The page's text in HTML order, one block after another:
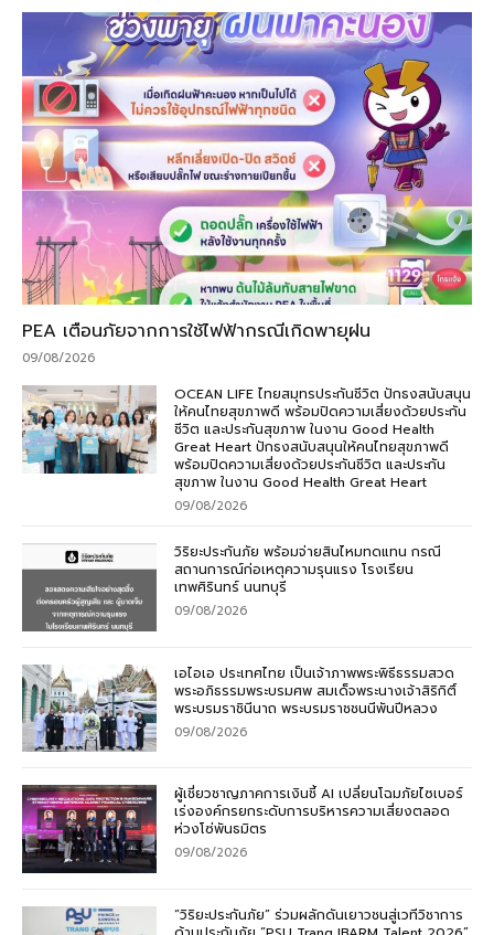
PEA เตือนภัยจากการใช้ไฟฟ้ากรณีเกิดพายุฝน
09/08/2026
OCEAN LIFE ไทยสมุทรประกันชีวิต ปักธงสนับสนุน
ให้คนไทยสุขภาพดี พร้อมปิดความเสี่ยงด้วยประกัน
ชีวิต และประกันสุขภาพ ในงาน Good Health
Great Heart ปักธงสนับสนุนให้คนไทยสุขภาพดี
พร้อมปิดความเสี่ยงด้วยประกันชีวิต และประกัน
สุขภาพ ในงาน Good Health Great Heart
09/08/2026
วิริยะประกันภัย พร้อมจ่ายสินไหมทดแทน กรณี
สถานการณ์ก่อเหตุความรุนแรง โรงเรียน
เทพศิรินทร์ นนทบุรี
09/08/2026
เอไอเอ ประเทศไทย เป็นเจ้าภาพพระพิธีธรรมสวด
พระอภิธรรมพระบรมศพ สมเด็จพระนางเจ้าสิริกิติ์
พระบรมราชินีนาถ พระบรมราชชนนีพันปีหลวง
09/08/2026
ผู้เชี่ยวชาญภาคการเงินชี้ AI เปลี่ยนโฉมภัยไซเบอร์
เร่งองค์กรยกระดับการบริหารความเสี่ยงตลอด
ห่วงโซ่พันธมิตร
09/08/2026
“วิริยะประกันภัย” ร่วมผลักดันเยาวชนสู่เวทีวิชาการ